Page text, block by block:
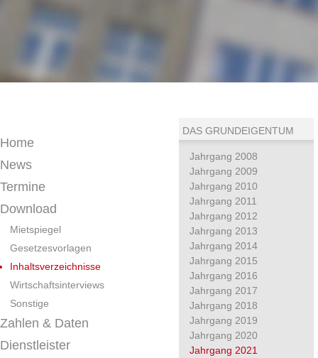
Home
News
Termine
Download
Mietspiegel
Gesetzesvorlagen
Inhaltsverzeichnisse
Wirtschaftsinterviews
Sonstige
Zahlen & Daten
Dienstleister
DAS GRUNDEIGENTUM
Jahrgang 2008
Jahrgang 2009
Jahrgang 2010
Jahrgang 2011
Jahrgang 2012
Jahrgang 2013
Jahrgang 2014
Jahrgang 2015
Jahrgang 2016
Jahrgang 2017
Jahrgang 2018
Jahrgang 2019
Jahrgang 2020
Jahrgang 2021